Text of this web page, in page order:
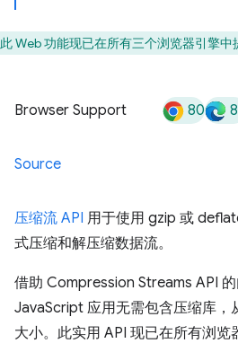
此 Web 功能现已在所有三个浏览器引擎中
Browser Support 80
Source
压缩流 API 用于使用 gzip 或
式压缩和解压缩数据流。
借助 Compression Streams API 的
JavaScript 应用无需包含压缩库，
大小。此实用 API 现已在所有浏览